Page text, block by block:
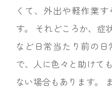
くて、外出や軽作業
す。 それどころか、症
など日常当たり前の
で、人に色々と助けて
ない場合もあります。